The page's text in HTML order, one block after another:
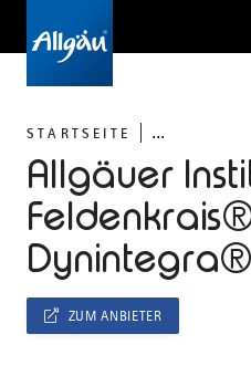
STARTSEITE ...
Allgäuer
Dynintegra®
ZUM ANBIETER